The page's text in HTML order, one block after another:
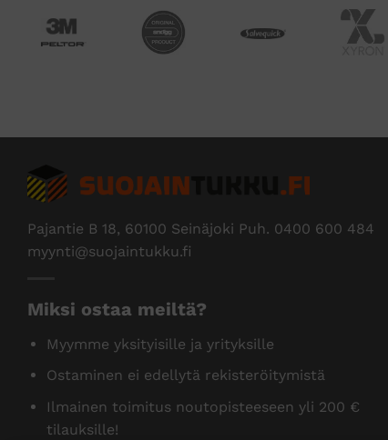
Pajantie B 18, 60100 Seinäjoki Puh. 0400 600 484
myynti@suojaintukku.fi
Miksi ostaa meiltä?
Myymme yksityisille ja yrityksille
Ostaminen ei edellytä rekisteröitymistä
Ilmainen toimitus noutopisteeseen yli 200 €
tilauksille!